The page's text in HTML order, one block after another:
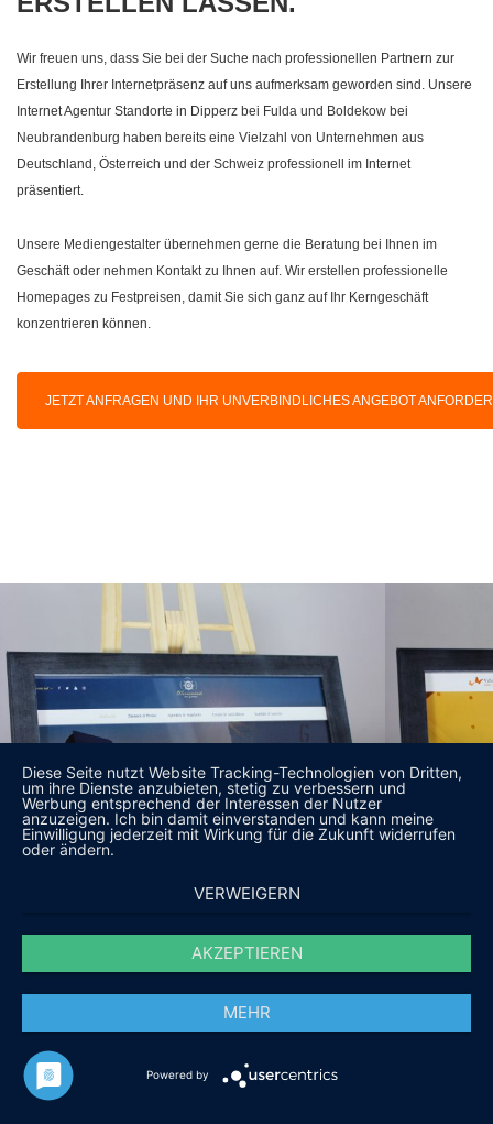
Wir freuen uns, dass Sie bei der Suche nach professionellen Partnern zur
Erstellung Ihrer Internetpräsenz auf uns aufmerksam geworden sind. Unsere
Internet Agentur Standorte in Dipperz bei Fulda und Boldekow bei
Neubrandenburg haben bereits eine Vielzahl von Unternehmen aus
Deutschland, Österreich und der Schweiz professionell im Internet
präsentiert.
Unsere Mediengestalter übernehmen gerne die Beratung bei Ihnen im
Geschäft oder nehmen Kontakt zu Ihnen auf. Wir erstellen professionelle
Homepages zu Festpreisen, damit Sie sich ganz auf Ihr Kerngeschäft
konzentrieren können.
JETZT ANFRAGEN UND IHR UNVERBINDLICHES ANGEBOT
Diese Seite nutzt Website Tracking-Technologien von Dritten,
um ihre Dienste anzubieten, stetig zu verbessern und
Werbung entsprechend der Interessen der Nutzer
anzuzeigen. Ich bin damit einverstanden und kann meine
Einwilligung jederzeit mit Wirkung für die Zukunft widerrufen
oder ändern.
VERWEIGERN
AKZEPTIEREN
MEHR
Powered by